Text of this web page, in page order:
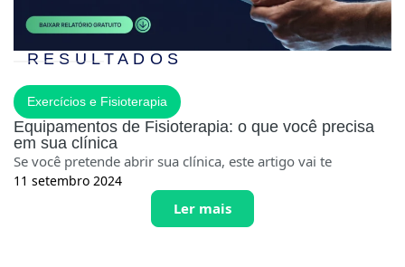
RESULTADOS
Exercícios e Fisioterapia
Equipamentos de Fisioterapia: o que você precisa
em sua clínica
Se você pretende abrir sua clínica, este artigo vai te
11 setembro 2024
Ler mais